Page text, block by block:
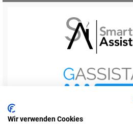
Wir verwenden Cookies